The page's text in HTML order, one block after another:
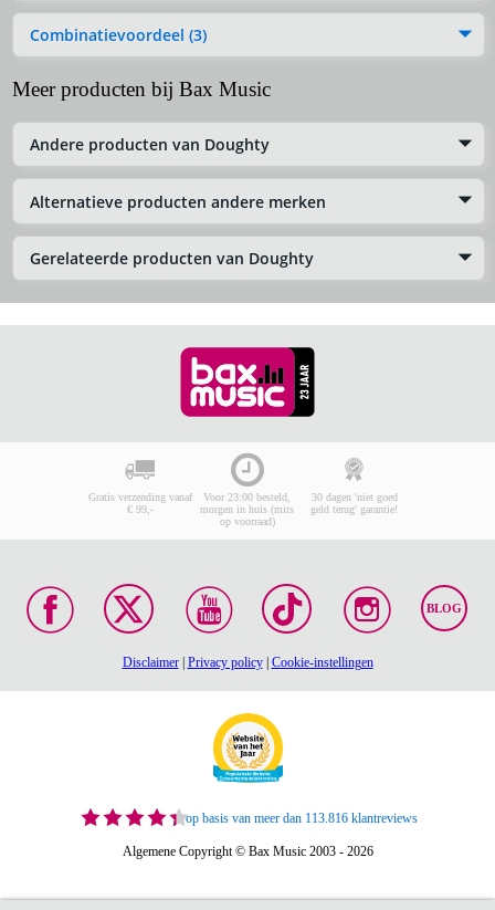
Combinatievoordeel (3)
Meer producten bij Bax Music
Andere producten van Doughty
Alternatieve producten andere merken
Gerelateerde producten van Doughty
Gratis verzending vanaf
€ 99,-
Voor 23:00 besteld,
morgen in huis (mits
op voorraad)
30 dagen 'niet goed
geld terug' garantie!
BLOG
Disclaimer| Privacy policy| Cookie-instellingen
op basis van meer dan 113.816 klantreviews
Algemene Copyright © Bax Music 2003 - 2026